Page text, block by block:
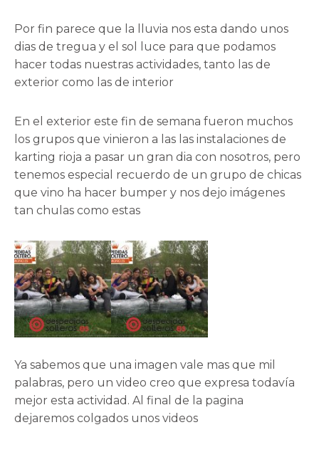
Por fin parece que la lluvia nos esta dando unos
dias de tregua y el sol luce para que podamos
hacer todas nuestras actividades, tanto las de
exterior como las de interior
En el exterior este fin de semana fueron muchos
los grupos que vinieron a las las instalaciones de
karting rioja a pasar un gran dia con nosotros, pero
tenemos especial recuerdo de un grupo de chicas
que vino ha hacer bumper y nos dejo imágenes
tan chulas como estas
Ya sabemos que una imagen vale mas que mil
palabras, pero un video creo que expresa todavía
mejor esta actividad. Al final de la pagina
dejaremos colgados unos videos